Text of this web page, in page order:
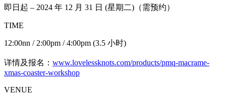
即日起 – 2024 年 12 月 31 日 (星期二)（需预约）
TIME
12:00nn / 2:00pm / 4:00pm (3.5 小时)
详情及报名： www.lovelessknots.com/products/pmq-macrame-
xmas-coaster-workshop
VENUE